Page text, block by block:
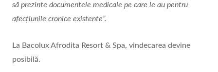
să prezinte documentele medicale pe care le au pentru
afecțiunile cronice existente”.
La Bacolux Afrodita Resort & Spa, vindecarea devine
posibilă.